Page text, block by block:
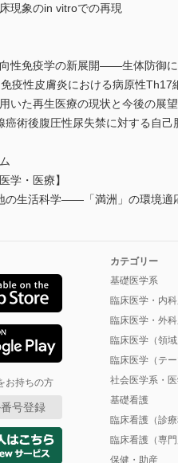
現象のin vitroでの再現
向性免疫学の新展開――生体防御に
疫性皮膚炎における病原性Th17
用いた再生医療の現状と今後の展
癌術後腹圧性尿失禁に対する自
学・医療】
の生活科学――「満洲」の環境適
お持ちの方
号登録
カテゴリー
基礎医学系
臨床医学・内
臨床医学・外
臨床医学（領域
臨床医学（テー
社会医学系・
基礎看護
臨床看護（診療
臨床看護（専門
保健・助産